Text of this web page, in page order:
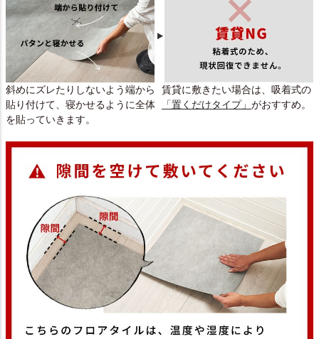
斜めにズレたりしないよう端から
貼り付けて、寝かせるように全体
を貼っていきます。
賃貸に敷きたい場合は、吸着式の
「置くだけタイプ」 がおすすめ。